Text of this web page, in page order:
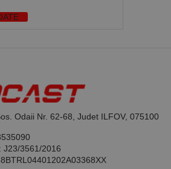
Odaii Nr. 62-68, Judet ILFOV, 075100
J23/3561/2016